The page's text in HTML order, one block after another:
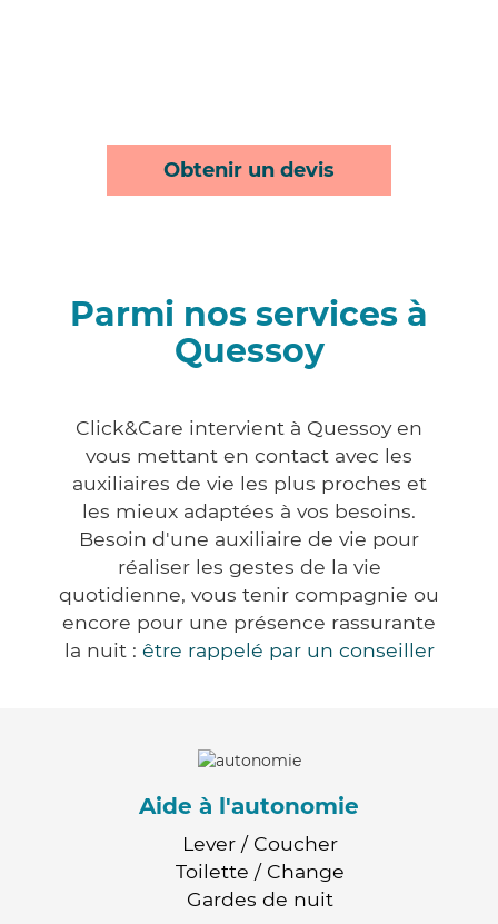
Obtenir un devis
Parmi nos services à
Quessoy
Click&Care intervient à Quessoy en
vous mettant en contact avec les
auxiliaires de vie les plus proches et
les mieux adaptées à vos besoins.
Besoin d'une auxiliaire de vie pour
réaliser les gestes de la vie
quotidienne, vous tenir compagnie ou
encore pour une présence rassurante
la nuit : être rappelé par un conseiller
Aide à l'autonomie
Lever / Coucher
Toilette / Change
Gardes de nuit